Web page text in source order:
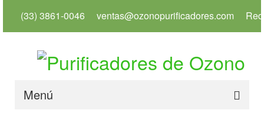
(33) 3861-0046 ventas@ozonopurificadores.com
Menú